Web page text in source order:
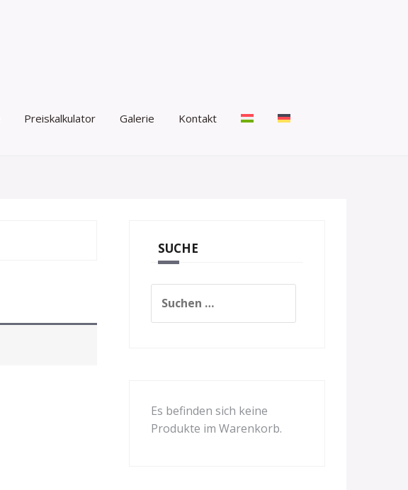
Preiskalkulator Galerie Kontakt
SUCHE
nach:
Es befinden sich keine
Produkte im Warenkorb.